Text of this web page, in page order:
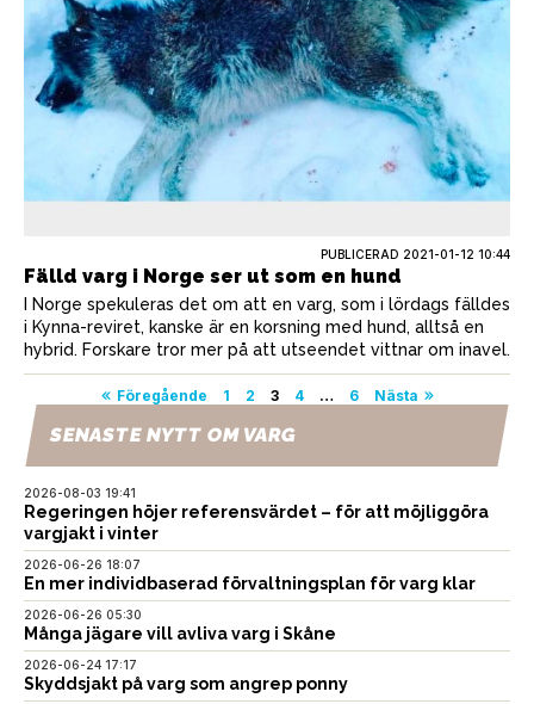
PUBLICERAD 2021-01-12 10:44
Fälld varg i Norge ser ut som en hund
I Norge spekuleras det om att en varg, som i lördags fälldes
i Kynna-reviret, kanske är en korsning med hund, alltså en
hybrid. Forskare tror mer på att utseendet vittnar om inavel.
Sidnumrering
för
inlägg
Föregående 1 2 3 4 … 6 Nästa
SENASTE NYTT OM VARG
2026-08-03 19:41
Regeringen höjer referensvärdet – för att möjliggöra
vargjakt i vinter
2026-06-26 18:07
En mer individbaserad förvaltningsplan för varg klar
2026-06-26 05:30
Många jägare vill avliva varg i Skåne
2026-06-24 17:17
Skyddsjakt på varg som angrep ponny